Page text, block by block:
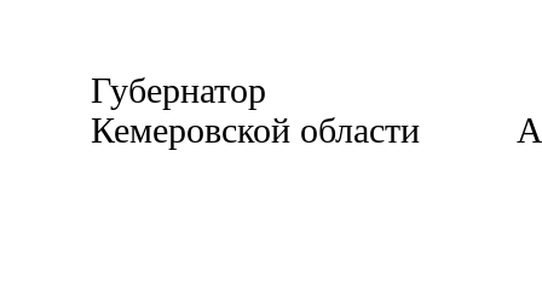
Губернатор
Кемеровской области